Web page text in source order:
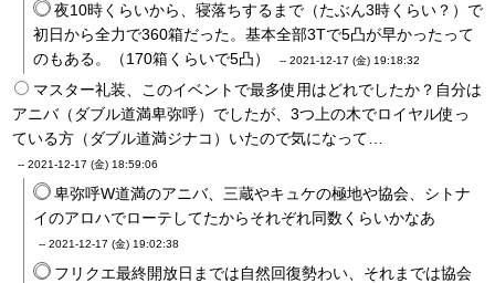
夜10時くらいから、寝落ちするまで（たぶん3時くらい？）で
初日から全力で360箱だった。基本全部3Tで5凸が早かったって
のもある。（170箱くらいで5凸）
-- 2021-12-17 (金) 19:18:32
マスター礼装、このイベントで最多使用はどれでしたか？自分は
アニバ（ダブル道満卑弥呼）でしたが、3つ上の木でロイヤル使っ
ている方（ダブル道満ジナコ）いたので気になって…
-- 2021-12-17 (金) 18:59:06
卑弥呼W道満のアニバ、三蔵やキュケの極地や協会、シトナ
イのアロハでローテしてたからそれぞれ同数くらいかなあ
-- 2021-12-17 (金) 19:02:38
フリクエ最終開放日までは自然回復勢わい、それまでは協会